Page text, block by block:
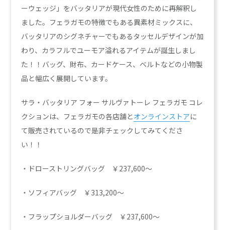
ーウェッジ」をバッタリアが現代女性のために再解釈し
ました。フェラガモの特徴でもある異素材ミックスに、
バッタリアのシグネチャーでもあるタッセルデザインが加
わり、カラフルでユーモア溢れるアイテムが誕生しまし
た！！バッグ、財布、カードケース、ベルトなどの小物製
品と幅広く展開しています。
サラ・バッタリア フォー サルヴァトーレ フェラガモ コレ
クションは、フェラガモの各店舗とオンラインストアに
て販売されているので是非チェックしてみてくださ
い！！
・ドローストリングバッグ ￥237,600～
・ソフィアバッグ ￥313,200～
・フラップショルダーバッグ ￥237,600～